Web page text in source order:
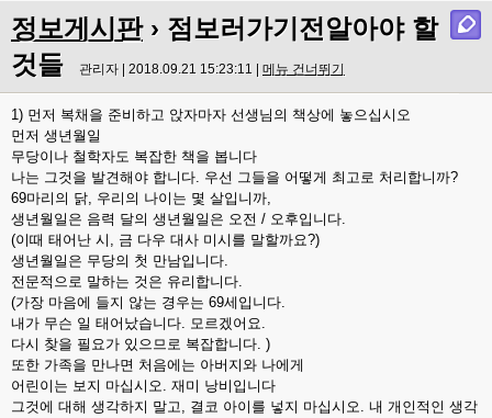
정보게시판› 점보러가기전알아야 할
것들
관리자 | 2018.09.21 15:23:11 | 메뉴 건너뛰기
1) 먼저 복채을 준비하고 앉자마자 선생님의 책상에 놓으십시오
먼저 생년월일
무당이나 철학자도 복잡한 책을 봅니다
나는 그것을 발견해야 합니다. 우선 그들을 어떻게 최고로 처리합니까?
69마리의 닭, 우리의 나이는 몇 살입니까,
생년월일은 음력 달의 생년월일은 오전 / 오후입니다.
(이때 태어난 시, 금 다우 대사 미시를 말할까요?)
생년월일은 무당의 첫 만남입니다.
전문적으로 말하는 것은 유리합니다.
(가장 마음에 들지 않는 경우는 69세입니다.
내가 무슨 일 태어났습니다. 모르겠어요.
다시 찾을 필요가 있으므로 복잡합니다. )
또한 가족을 만나면 처음에는 아버지와 나에게
어린이는 보지 마십시오. 재미 낭비입니다
그것에 대해 생각하지 말고, 결코 아이를 넣지 마십시오. 내 개인적인 생각